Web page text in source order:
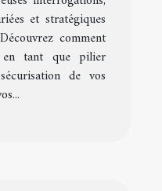
et stratégiques
comment
tant que pilier
de vos